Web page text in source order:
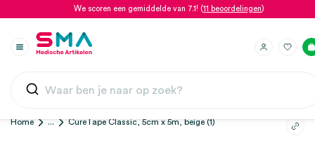
We scoren een gemiddelde van 7.1! (11 beoordelingen)
Home ... CureTape Classic, 5cm x 5m, beige (1)